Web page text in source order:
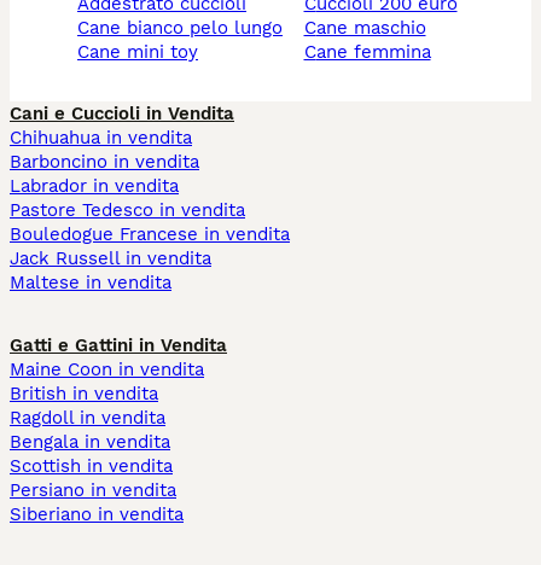
cane bianco pelo lungo
cane mini toy
cane maschio
cane femmina
Cani e Cuccioli in Vendita
Chihuahua in vendita
Barboncino in vendita
Labrador in vendita
Pastore Tedesco in vendita
Bouledogue Francese in vendita
Jack Russell in vendita
Maltese in vendita
Gatti e Gattini in Vendita
Maine Coon in vendita
British in vendita
Ragdoll in vendita
Bengala in vendita
Scottish in vendita
Persiano in vendita
Siberiano in vendita